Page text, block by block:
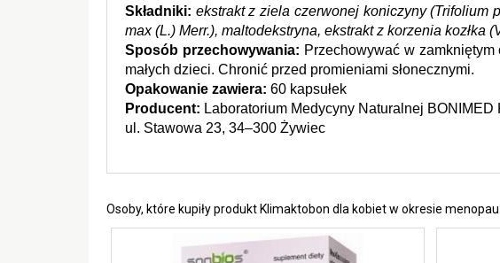
Składniki: ekstrakt z ziela czerwonej koniczyny (Trifolium
max (L.) Merr.), maltodekstryna, ekstrakt z korzenia kozłka
Sposób przechowywania: Przechowywać w
małych dzieci. Chronić przed promieniami słonecznymi.
Opakowanie zawiera: 60 kapsułek
Producent: Laboratorium Medycyny Naturalnej BONIMED
ul. Stawowa 23, 34–300 Żywiec
Osoby, które kupiły produkt Klimaktobon dla kobiet w okresie